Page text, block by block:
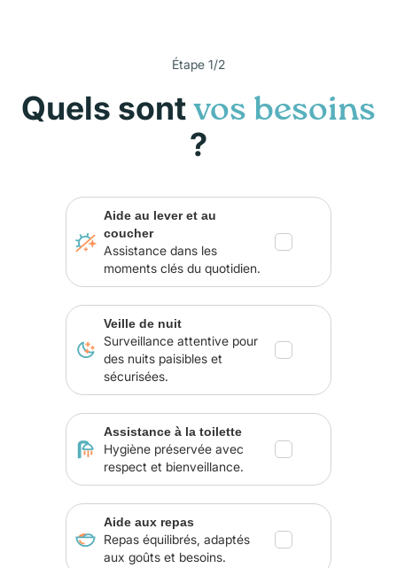
Étape 1/2
Quels sont vos besoins
?
Aide au lever et au
coucher
Assistance dans les
moments clés du quotidien.
Veille de nuit
Surveillance attentive pour
des nuits paisibles et
sécurisées.
Assistance à la toilette
Hygiène préservée avec
respect et bienveillance.
Aide aux repas
Repas équilibrés, adaptés
aux goûts et besoins.